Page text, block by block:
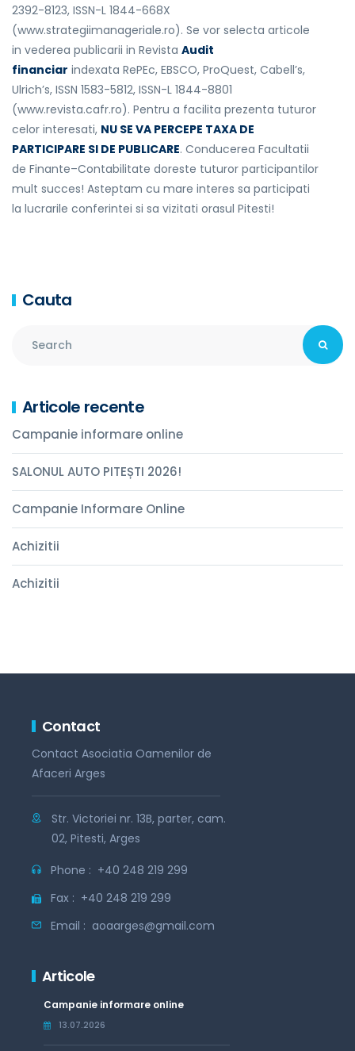
2392-8123, ISSN-L 1844-668X
(www.strategiimanageriale.ro). Se vor selecta articole
in vederea publicarii in Revista Audit
financiar indexata RePEc, EBSCO, ProQuest, Cabell’s,
Ulrich’s, ISSN 1583-5812, ISSN-L 1844-8801
(www.revista.cafr.ro). Pentru a facilita prezenta tuturor
celor interesati, NU SE VA PERCEPE TAXA DE
PARTICIPARE SI DE PUBLICARE. Conducerea Facultatii
de Finante–Contabilitate doreste tuturor participantilor
mult succes! Asteptam cu mare interes sa participati
la lucrarile conferintei si sa vizitati orasul Pitesti!
Cauta
Articole recente
Campanie informare online
SALONUL AUTO PITEȘTI 2026!
Campanie Informare Online
Achizitii
Achizitii
Contact
Contact Asociatia Oamenilor de
Afaceri Arges
Str. Victoriei nr. 13B, parter, cam.
02, Pitesti, Arges
Phone : +40 248 219 299
Fax : +40 248 219 299
Email : aoaarges@gmail.com
Articole
Campanie informare online
13.07.2026